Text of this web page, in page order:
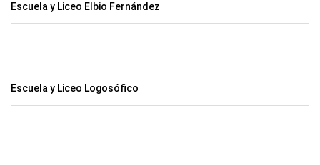
Escuela y Liceo Elbio Fernández
Escuela y Liceo Logosófico